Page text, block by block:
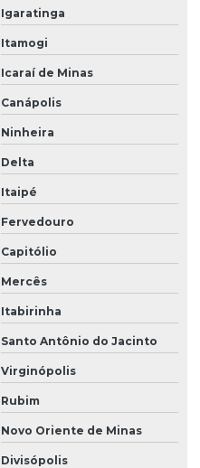
Igaratinga
Itamogi
Icaraí de Minas
Canápolis
Ninheira
Delta
Itaipé
Fervedouro
Capitólio
Mercês
Itabirinha
Santo Antônio do Jacinto
Virginópolis
Rubim
Novo Oriente de Minas
Divisópolis